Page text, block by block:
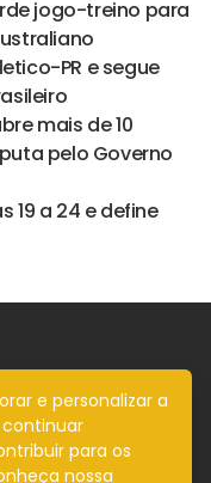
jogo-treino para
PR e segue
mais de 10
pelo Governo
19 a 24 e define
e personalizar a
continuar
para os
nossa